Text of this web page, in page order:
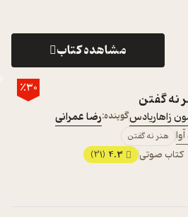
مشاهده کتاب
٪30
نه گفتن
زاهاریادسگوینده:رضا عمرانی
هنر نه گفتن
کتاب صوتی 4.3
(31)